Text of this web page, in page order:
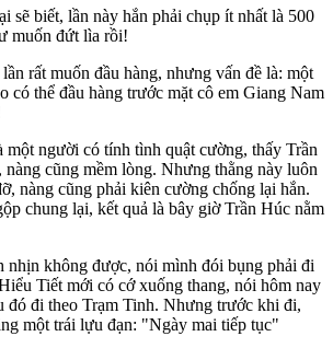
sẽ biết, lần này hắn phải chụp ít nhất là 500
muốn đứt lìa rồi!
rất muốn đầu hàng, nhưng vấn đề là: một
có thể đầu hàng trước mặt cô em Giang Nam
một người có tính tình quật cường, thấy Trần
cũng mềm lòng. Nhưng thằng này luôn
nàng cũng phải kiên cường chống lại hắn.
chung lại, kết quả là bây giờ Trần Húc nằm
nhịn không được, nói mình đói bụng phải đi
Tiết mới có cớ xuống thang, nói hôm nay
đó đi theo Trạm Tinh. Nhưng trước khi đi,
một trái lựu đạn: "Ngày mai tiếp tục"